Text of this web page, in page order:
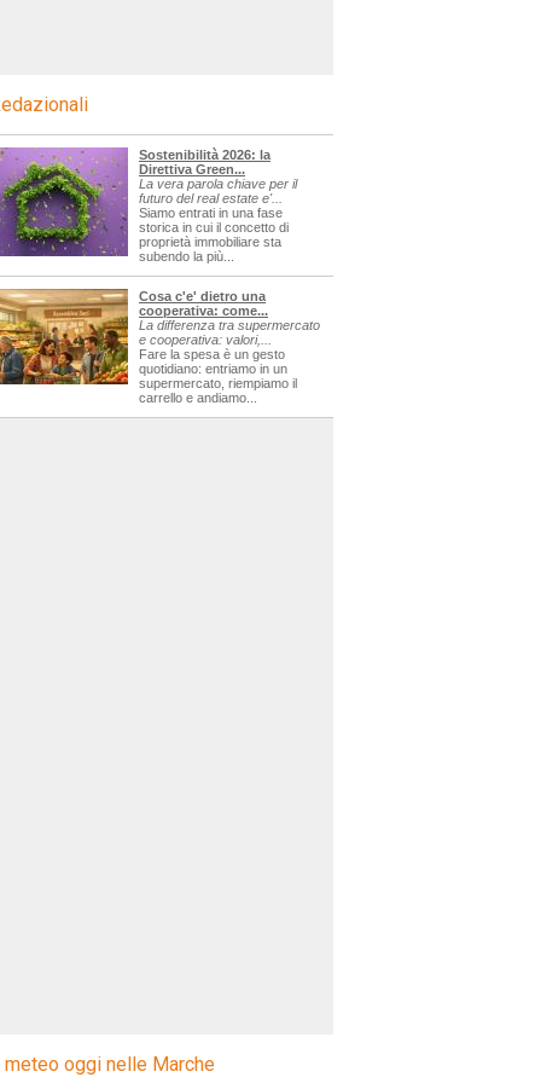
Sostenibilità 2026: la
Direttiva Green...
La vera parola chiave per il
futuro del real estate e'...
Siamo entrati in una fase
storica in cui il concetto di
proprietà immobiliare sta
subendo la più...
Cosa c'e' dietro una
cooperativa: come...
La differenza tra supermercato
e cooperativa: valori,...
Fare la spesa è un gesto
quotidiano: entriamo in un
supermercato, riempiamo il
carrello e andiamo...
meteo oggi nelle Marche